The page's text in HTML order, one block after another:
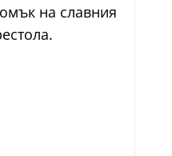
на славния